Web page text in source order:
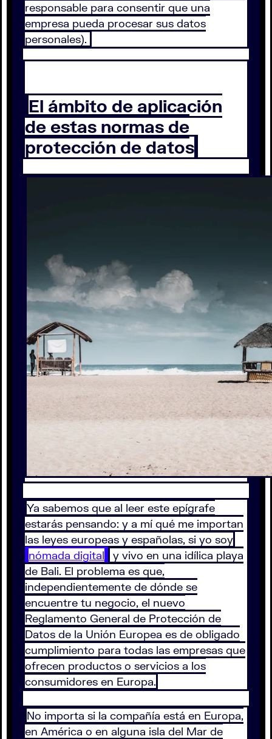
responsable para consentir que una
empresa pueda procesar sus datos
personales).
El ámbito de aplicación
de estas normas de
protección de datos
Ya sabemos que al leer este epígrafe
estarás pensando: y a mí qué me importan
las leyes europeas y españolas, si yo soy
nómada digital
y vivo en una idílica playa
de Bali. El problema es que,
independientemente de dónde se
encuentre tu negocio, el nuevo
Reglamento General de Protección de
Datos de la Unión Europea es de obligado
cumplimiento para todas las empresas que
ofrecen productos o servicios a los
consumidores en Europa.
No importa si la compañía está en Europa,
en América o en alguna isla del Mar de